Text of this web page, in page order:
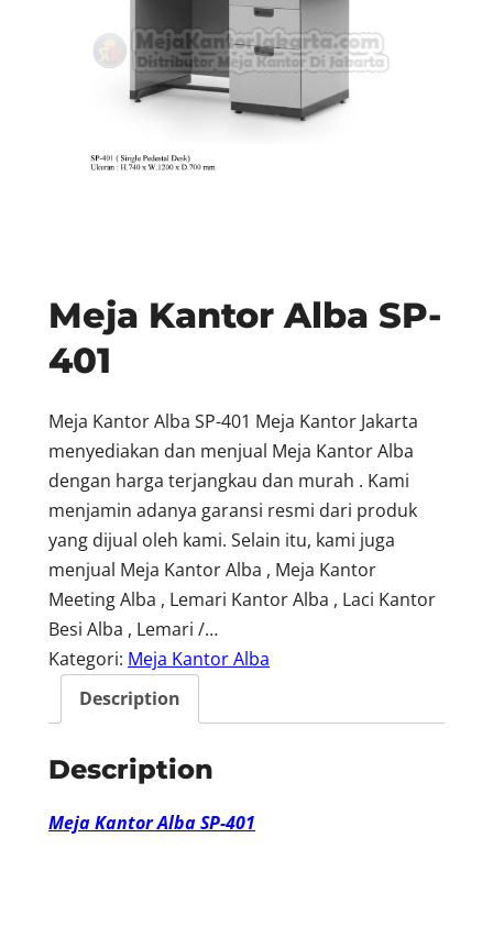
Meja Kantor Alba SP-
401
Meja Kantor Alba SP-401 Meja Kantor Jakarta
menyediakan dan menjual Meja Kantor Alba
dengan harga terjangkau dan murah . Kami
menjamin adanya garansi resmi dari produk
yang dijual oleh kami. Selain itu, kami juga
menjual Meja Kantor Alba , Meja Kantor
Meeting Alba , Lemari Kantor Alba , Laci Kantor
Besi Alba , Lemari /…
Kategori: Meja Kantor Alba
Description
Description
Meja Kantor Alba SP-401